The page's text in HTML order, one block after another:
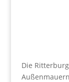
Die